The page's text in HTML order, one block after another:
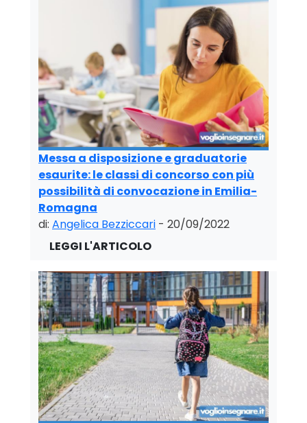
Messa a disposizione e graduatorie
esaurite: le classi di concorso con più
possibilità di convocazione in Emilia-
Romagna
di: Angelica Bezziccari - 20/09/2022